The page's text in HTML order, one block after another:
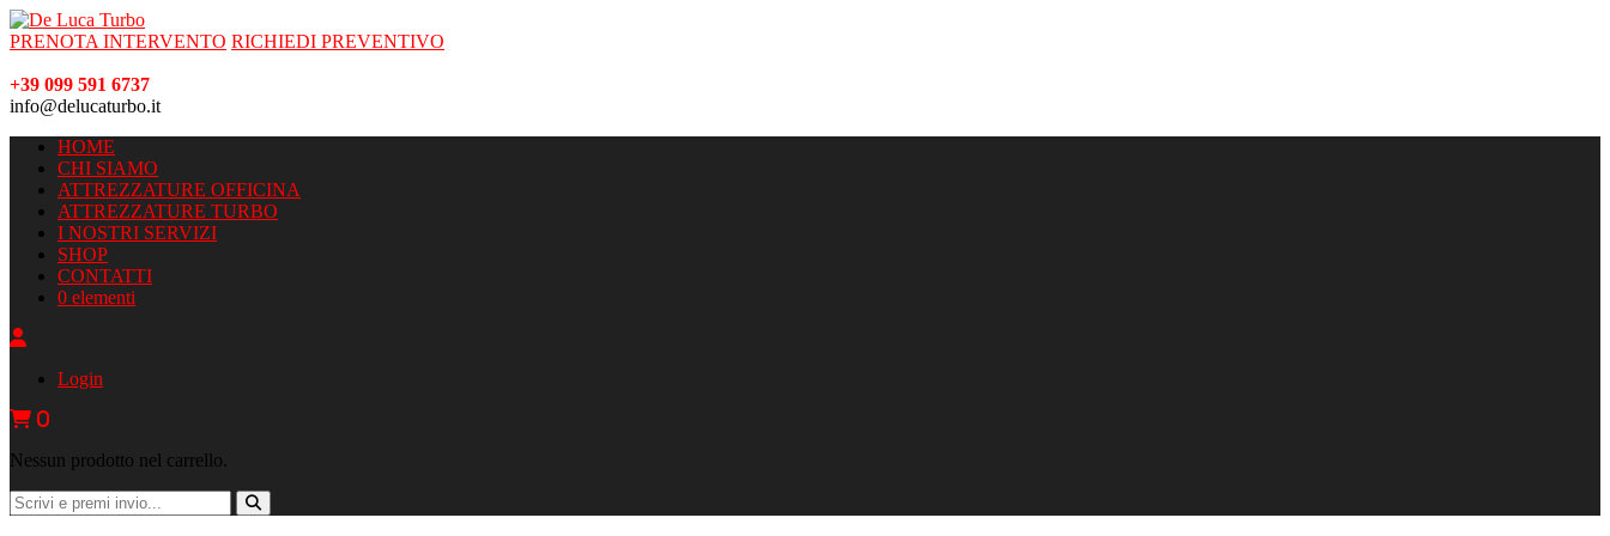
PRENOTA INTERVENTO RICHIEDI PREVENTIVO
+39 099 591 6737
info@delucaturbo.it
HOME
CHI SIAMO
ATTREZZATURE OFFICINA
ATTREZZATURE TURBO
I NOSTRI SERVIZI
SHOP
CONTATTI
0 elementi
Login
0
Nessun prodotto nel carrello.